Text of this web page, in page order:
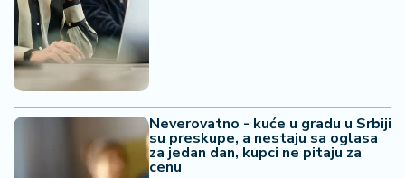
Neverovatno - kuće u gradu u Srbiji
su preskupe, a nestaju sa oglasa
za jedan dan, kupci ne pitaju za
cenu